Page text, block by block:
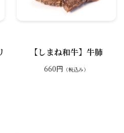
【しまね和牛】牛肺
660円 （税込み）